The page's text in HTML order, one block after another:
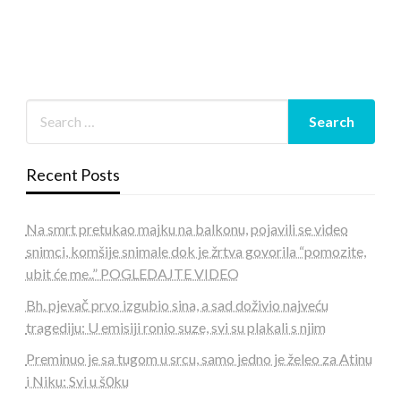
Recent Posts
Na smrt pretukao majku na balkonu, pojavili se video
snimci, komšije snimale dok je žrtva govorila “pomozite,
ubit će me..” POGLEDAJTE VIDEO
Bh. pjevač prvo izgubio sina, a sad doživio najveću
tragediju: U emisiji ronio suze, svi su plakali s njim
Preminuo je sa tugom u srcu, samo jedno je želeo za Atinu
i Niku: Svi u š0ku